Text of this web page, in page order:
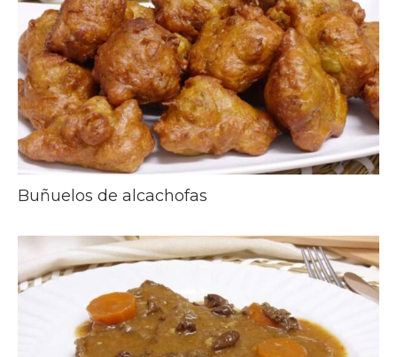
Buñuelos de alcachofas